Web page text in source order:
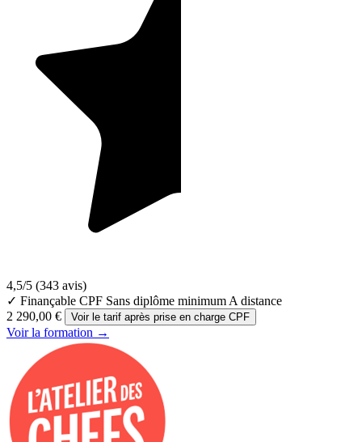
4,5/5 (343 avis)
✓ Finançable CPF Sans diplôme minimum A distance
2 290,00 €
Voir le tarif après prise en charge CPF
Voir la formation →